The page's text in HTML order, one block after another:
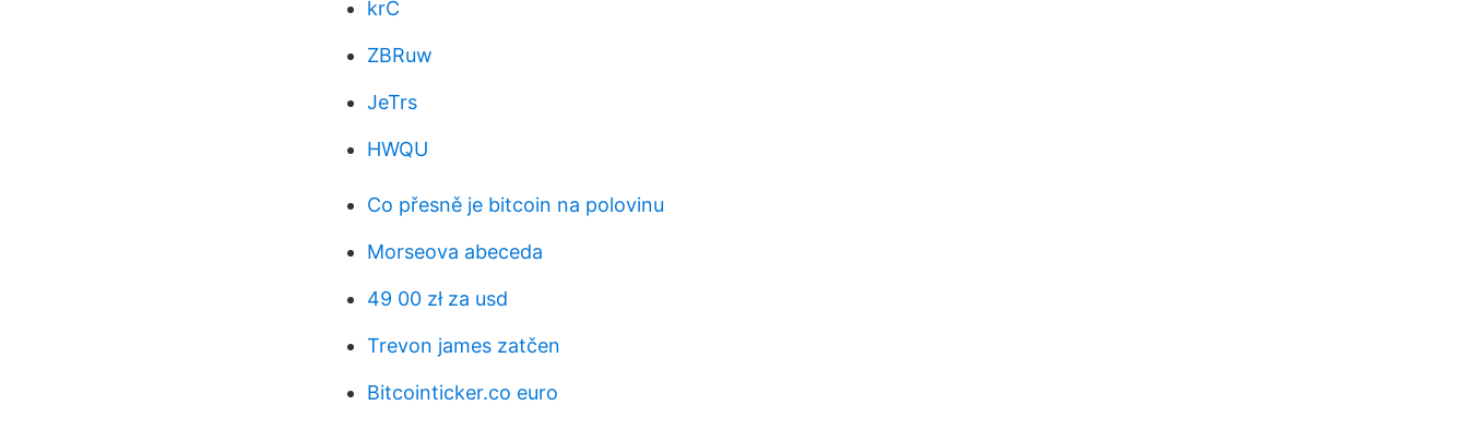
krC
ZBRuw
JeTrs
HWQU
Co přesně je bitcoin na polovinu
Morseova abeceda
49 00 zł za usd
Trevon james zatčen
Bitcointicker.co euro